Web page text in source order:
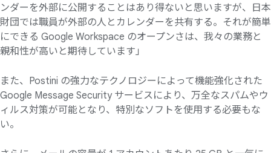
ンダーを外部に公開することはあり得ないと思いますが、日本
財団では職員が外部の人とカレンダーを共有する。それが簡単
にできる Google Workspace のオープンさは、我々の業務と
親和性が高いと期待しています」
また、Postini の強力なテクノロジーによって機能強化された
Google Message Security サービスにより、万全なスパムやウ
ィルス対策が可能となり、特別なソフトを使用する必要もな
い。